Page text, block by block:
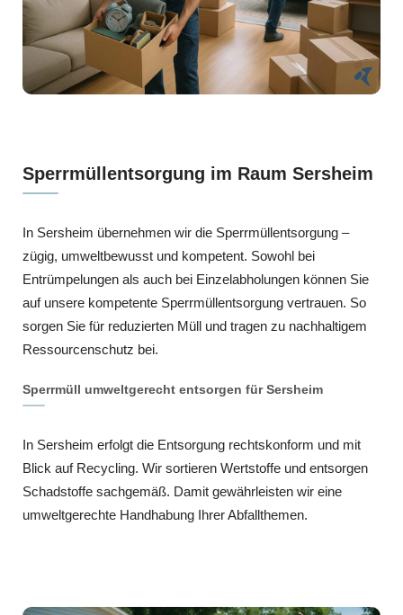
Sperrmüllentsorgung im Raum Sersheim
In Sersheim übernehmen wir die Sperrmüllentsorgung –
zügig, umweltbewusst und kompetent. Sowohl bei
Entrümpelungen als auch bei Einzelabholungen können Sie
auf unsere kompetente Sperrmüllentsorgung vertrauen. So
sorgen Sie für reduzierten Müll und tragen zu nachhaltigem
Ressourcenschutz bei.
Sperrmüll umweltgerecht entsorgen für Sersheim
In Sersheim erfolgt die Entsorgung rechtskonform und mit
Blick auf Recycling. Wir sortieren Wertstoffe und entsorgen
Schadstoffe sachgemäß. Damit gewährleisten wir eine
umweltgerechte Handhabung Ihrer Abfallthemen.